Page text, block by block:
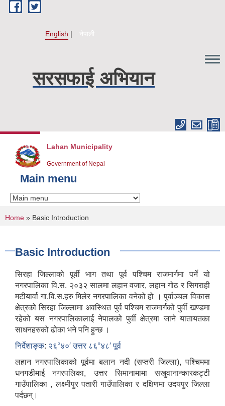
Skip to main content
English नेपाली
सरसफाई अभियान
Lahan Municipality
Government of Nepal
Main menu
You are here
Home » Basic Introduction
Basic Introduction
सिरहा जिल्लाको पूर्वी भाग तथा पूर्व पश्चिम राजमार्गमा पर्ने यो
नगरपालिका वि.स. २०३२ सालमा लहान वजार, लहान गोठ र सिगराही
मटीयार्वा गा.वि.स.हरु मिलेर नगरपालिका वनेको हो । पुर्वाञ्चल विकास
क्षेत्रको सिरहा जिल्लामा अवस्थित पुर्व पश्चिम राजमार्गको पुर्वी खण्डमा
रहेको यस नगरपालिकालाई नेपालको पुर्वी क्षेत्रमा जाने यातायतका
साधनहरुको ढोका भने पनि हुन्छ ।
निर्देशाङ्क: २६°४०′ उत्तर ८६°४८′ पूर्व
लहान नगरपालिकाको पूर्वमा बलान नदी (सप्तरी जिल्ला), पश्चिममा
धनगडीमाई नगरपलिका, उत्तर सिमानामामा सखुवानान्कारकट्टी
गाउँपालिका , लक्ष्मीपुर पतारी गाउँपालिका र दक्षिणमा उदयपुर जिल्ला
पर्दछन्।